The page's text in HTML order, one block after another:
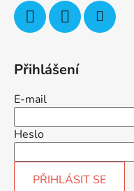
Přihlášení
E-mail
Heslo
PŘIHLÁSIT SE